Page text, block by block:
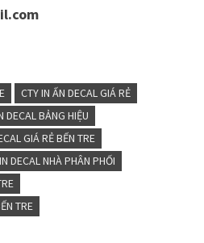
CTY IN ẤN DECAL GIÁ RẺ
DECAL BẢNG HIỆU
GIÁ RẺ BẾN TRE
IN DECAL NHÀ PHÂN PHỐI
TRE